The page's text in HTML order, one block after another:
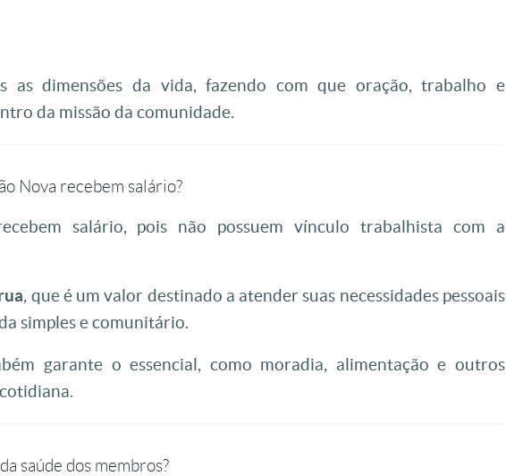
as dimensões da vida, fazendo com que oração, trabalho e
da missão da comunidade.
Nova recebem salário?
salário, pois não possuem vínculo trabalhista com a
, que é um valor destinado a atender suas necessidades pessoais
simples e comunitário.
garante o essencial, como moradia, alimentação e outros
saúde dos membros?